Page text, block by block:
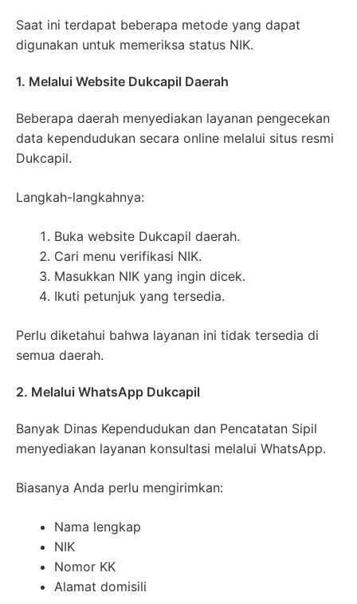
Saat ini terdapat beberapa metode yang dapat
digunakan untuk memeriksa status NIK.
1. Melalui Website Dukcapil Daerah
Beberapa daerah menyediakan layanan pengecekan
data kependudukan secara online melalui situs resmi
Dukcapil.
Langkah-langkahnya:
Buka website Dukcapil daerah.
Cari menu verifikasi NIK.
Masukkan NIK yang ingin dicek.
Ikuti petunjuk yang tersedia.
Perlu diketahui bahwa layanan ini tidak tersedia di
semua daerah.
2. Melalui WhatsApp Dukcapil
Banyak Dinas Kependudukan dan Pencatatan Sipil
menyediakan layanan konsultasi melalui WhatsApp.
Biasanya Anda perlu mengirimkan:
Nama lengkap
NIK
Nomor KK
Alamat domisili